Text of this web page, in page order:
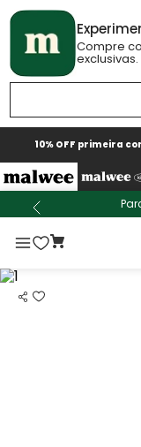
Compre
exclusivas.
10% OFF primeira